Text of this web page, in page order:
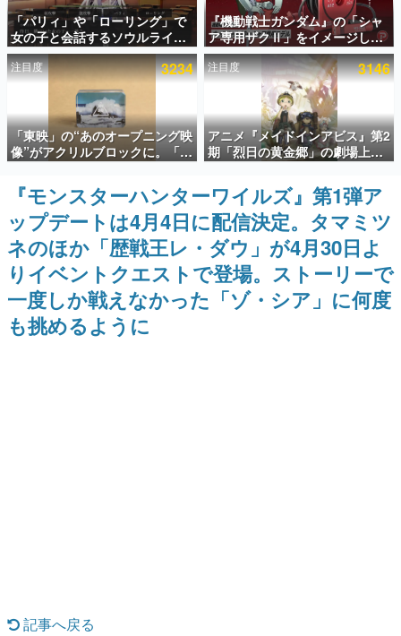
アプリセール情報
インタビュー
連載・特集一覧
殿堂入り記事
SNS拡散数が数千以上！ ページビュー数万以上！ などな
ど。多くの人々に読まれた、電ファミ渾身の“殿堂入り”記
事をまとめました。
ゲームの企画書
名作ゲームクリエイターの方々に製作時のエピソードをお
聞きし、ヒットする企画（ゲーム）とは何か？を探ってい
きます。
赫本
この物語を解いてはいけない。『赫本』は、〈試験問題〉
の形をした短編ホラー小説集です。
新世代に訊く
「パリィ」や「ローリング」で
女の子と会話するソウルライク
恋愛ゲーム『小早川さんはソウ
ルライク』無料公開。返事に失
敗すると「YOU DIED」
『機動戦士ガンダム』の「シャ
ア専用ザクⅡ」をイメージした
散水ホースリールが予約開始。
本体にはシャアのパーソナルマ
ークやジオン公国軍のエンブレ
ム、型式番号などを配置
注目度 3234
「東映」の“あのオープニング映
像”がアクリルブロックに。「東
映ヒストリカル グッズコレクシ
ョン」が8月下旬より発売
注目度 3146
アニメ『メイドインアビス』第2
期「烈日の黄金郷」の劇場上映
が決定！レグ役・伊瀬茉莉也さ
んらが登壇する舞台挨拶も実施
『モンスターハンターワイルズ』第1弾ア
ップデートは4月4日に配信決定。タマミツ
ネのほか「歴戦王レ・ダウ」が4月30日よ
りイベントクエストで登場。ストーリーで
一度しか戦えなかった「ゾ・シア」に何度
も挑めるように
記事へ戻る